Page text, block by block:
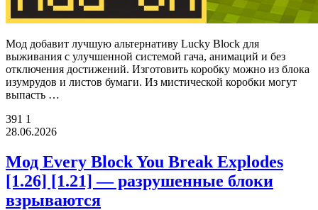
Мод добавит лучшую альтернативу Lucky Block для
выживания с улучшенной системой гача, анимаций и без
отключения достижений. Изготовить коробку можно из блока
изумрудов и листов бумаги. Из мистической коробки могут
выпасть …
391 1
28.06.2026
Мод Every Block You Break Explodes
[1.26] [1.21] — разрушенные блоки
взрываются